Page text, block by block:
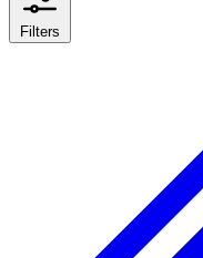
Filters